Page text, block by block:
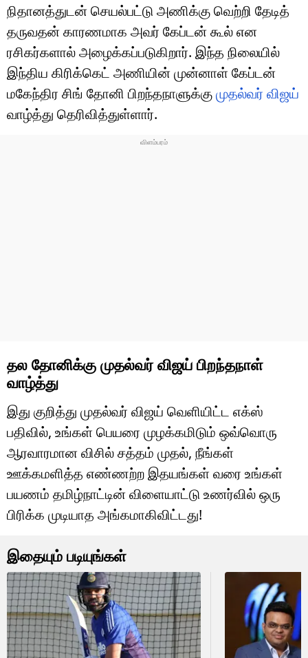
நிதானத்துடன் செயல்பட்டு அணிக்கு வெற்றி தேடித்
தருவதன் காரணமாக அவர் கேப்டன் கூல் என
ரசிகர்களால் அழைக்கப்படுகிறார். இந்த நிலையில்
இந்திய கிரிக்கெட் அணியின் முன்னாள் கேப்டன்
மகேந்திர சிங் தோனி பிறந்தநாளுக்குமுதல்வர் விஜய்
வாழ்த்து தெரிவித்துள்ளார்.
தல தோனிக்கு முதல்வர் விஜய் பிறந்தநாள்
வாழ்த்து
இது குறித்து முதல்வர் விஜய் வெளியிட்ட எக்ஸ்
பதிவில், உங்கள் பெயரை முழக்கமிடும் ஒவ்வொரு
ஆரவாரமான விசில் சத்தம் முதல், நீங்கள்
ஊக்கமளித்த எண்ணற்ற இதயங்கள் வரை உங்கள்
பயணம் தமிழ்நாட்டின் விளையாட்டு உணர்வில் ஒரு
பிரிக்க முடியாத அங்கமாகிவிட்டது!
இதையும் படியுங்கள்